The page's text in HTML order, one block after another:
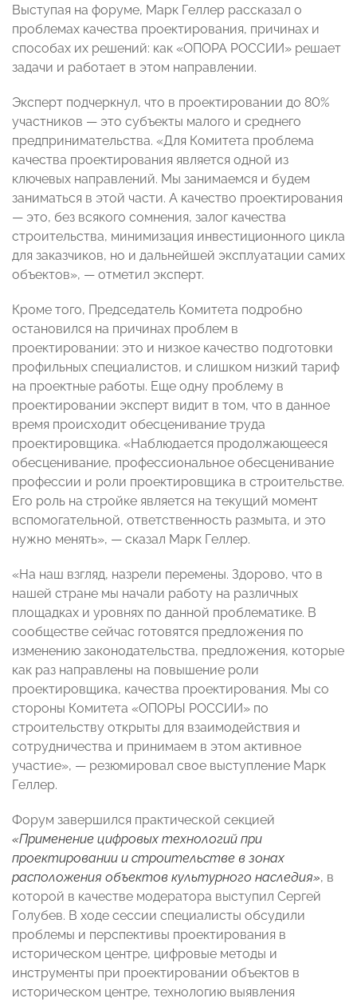
Выступая на форуме, Марк Геллер рассказал о
проблемах качества проектирования, причинах и
способах их решений: как «ОПОРА РОССИИ» решает
задачи и работает в этом направлении.
Эксперт подчеркнул, что в проектировании до 80%
участников — это субъекты малого и среднего
предпринимательства. «Для Комитета проблема
качества проектирования является одной из
ключевых направлений. Мы занимаемся и будем
заниматься в этой части. А качество проектирования
— это, без всякого сомнения, залог качества
строительства, минимизация инвестиционного цикла
для заказчиков, но и дальнейшей эксплуатации самих
объектов», — отметил эксперт.
Кроме того, Председатель Комитета подробно
остановился на причинах проблем в
проектировании: это и низкое качество подготовки
профильных специалистов, и слишком низкий тариф
на проектные работы. Еще одну проблему в
проектировании эксперт видит в том, что в данное
время происходит обесценивание труда
проектировщика. «Наблюдается продолжающееся
обесценивание, профессиональное обесценивание
профессии и роли проектировщика в строительстве.
Его роль на стройке является на текущий момент
вспомогательной, ответственность размыта, и это
нужно менять», — сказал Марк Геллер.
«На наш взгляд, назрели перемены. Здорово, что в
нашей стране мы начали работу на различных
площадках и уровнях по данной проблематике. В
сообществе сейчас готовятся предложения по
изменению законодательства, предложения, которые
как раз направлены на повышение роли
проектировщика, качества проектирования. Мы со
стороны Комитета «ОПОРЫ РОССИИ» по
строительству открыты для взаимодействия и
сотрудничества и принимаем в этом активное
участие», — резюмировал свое выступление Марк
Геллер.
Форум завершился практической секцией
«Применение цифровых технологий при
проектировании и строительстве в зонах
расположения объектов культурного наследия», в
которой в качестве модератора выступил Сергей
Голубев. В ходе сессии специалисты обсудили
проблемы и перспективы проектирования в
историческом центре, цифровые методы и
инструменты при проектировании объектов в
историческом центре, технологию выявления